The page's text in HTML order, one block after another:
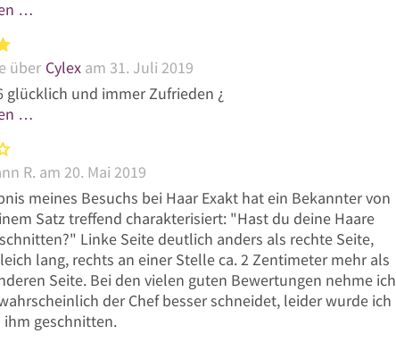
…
über Cylex am 31. Juli 2019
glücklich und immer Zufrieden ¿
…
R. am 20. Mai 2019
meines Besuchs bei Haar Exakt hat ein Bekannter von
Satz treffend charakterisiert: "Hast du deine Haare
Linke Seite deutlich anders als rechte Seite,
lang, rechts an einer Stelle ca. 2 Zentimeter mehr als
Seite. Bei den vielen guten Bewertungen nehme ich
der Chef besser schneidet, leider wurde ich
ihm geschnitten.